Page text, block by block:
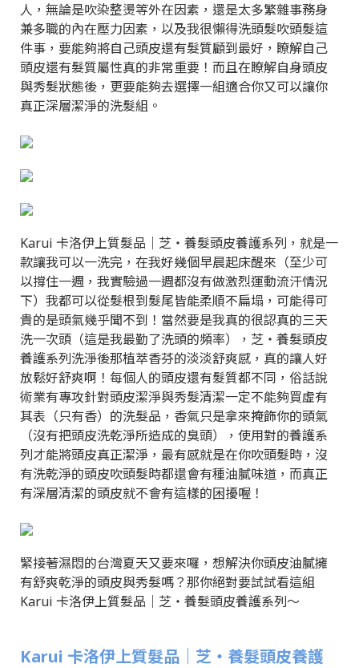
人，無論是吹染整燙等外在因素，還是太多繁雜事務身
兼多職的內在壓力因素，以及我很懶得洗頭髮吹頭髮這
件事，要能夠將自己頭皮還有髮質顧到最好，瞭解自己
頭皮還有髮質屬性真的非常重要！而且在瞭解自身頭皮
與秀髮狀態後，更要能夠去選擇一組適合你又可以讓你
真正深層潔淨的洗髮組。
Karui 卡洛伊上質髮品｜芝‧養髮頭皮養護系列，就是一
款讓我可以一洗完，在我好幾個早晨起床醒來（至少可
以撐住一週，我實驗過一週都沒有做激烈運動流汗情況
下）我都可以從髮根到髮尾皆能柔順不扁塌，可能得可
貴的是頭氣幾乎聞不到！當然要是我真的很認真的三天
洗一次頭（這是我最勤了洗頭的頻率），芝‧養髮頭皮
養護系列洗淨後那植萃香芬的淡淡舒爽感，真的讓人好
放鬆好舒爽啊！每個人的頭皮還有髮質都不同，俗話說
術業有專攻針對頭皮潔淨與秀髮清潔一定不能夠買虛有
其表（只有香）的洗髮品，香氣只是拿來掩飾你的頭氣
（沒有把頭皮洗乾淨所造成的臭頭），使用對的養護系
列才能將頭皮真正潔淨，最有感就是在你吹頭髮時，沒
有洗乾淨的頭皮吹頭髮時都還會有種油膩味道，而真正
有深層清潔的頭皮就不會有這樣的困擾喔！
緊接著濕悶的台灣夏天又要來囉，想解決你頭皮油膩擁
有舒爽乾淨的頭皮與秀髮嗎？那你絕對要試試看這組
Karui 卡洛伊上質髮品｜芝‧養髮頭皮養護系列～
Karui 卡洛伊上質髮品｜芝‧養髮頭皮養護